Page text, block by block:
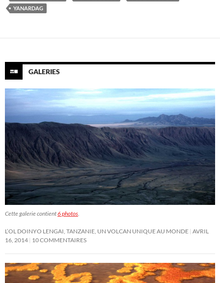
YANARDAG
GALERIES
Cette galerie contient6 photos
L’OL DOINYO LENGAI, TANZANIE, UN VOLCAN UNIQUE AU MONDE AVRIL
16, 2014 10 COMMENTAIRES